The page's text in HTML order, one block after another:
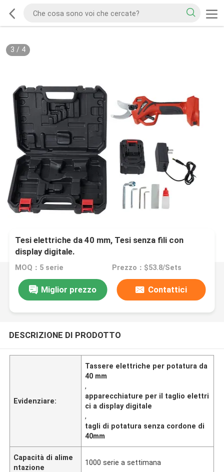
3 / 4
Tesi elettriche da 40 mm, Tesi senza fili con
display digitale.
MOQ：5 serie Prezzo：$53.8/Sets
Miglior prezzo Contattici
DESCRIZIONE DI PRODOTTO
Evidenziare:
Tassere elettriche per potatura da
40 mm
,
apparecchiature per il taglio elettri
ci a display digitale
,
tagli di potatura senza cordone di
40mm
Capacità di alime
ntazione
1000 serie a settimana